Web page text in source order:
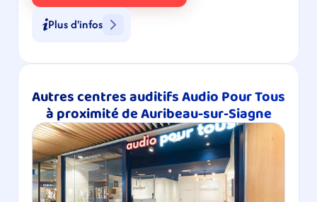
Plus d'infos
Autres centres auditifs Audio Pour Tous
à proximité de Auribeau-sur-Siagne